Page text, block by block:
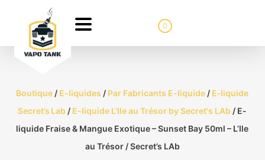
0
Boutique / E-liquides / Par Fabricants E-liquide / E‑liquide
Secret’s Lab / E-liquide L'Ile au Trésor by Secret's LAb / E-
liquide Fraise & Mangue Exotique – Sunset Bay 50ml – L’Ile
au Trésor / Secret’s LAb